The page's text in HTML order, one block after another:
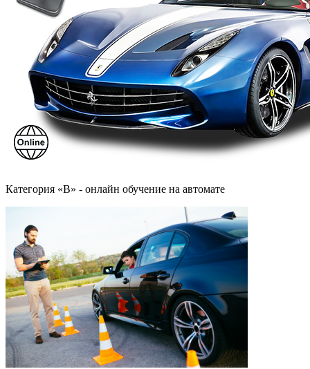
Категория «B» - онлайн обучение на автомате